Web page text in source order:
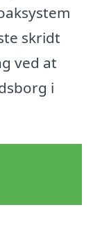
skridt
ved at
i